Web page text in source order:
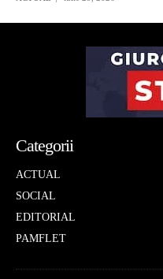
Categorii
ACTUAL
SOCIAL
EDITORIAL
PAMFLET